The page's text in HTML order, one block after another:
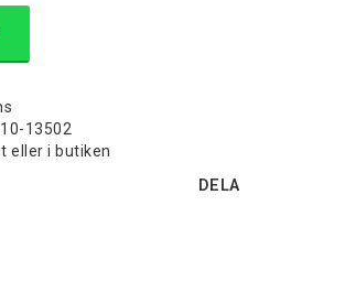
13502
eller i butiken
DELA